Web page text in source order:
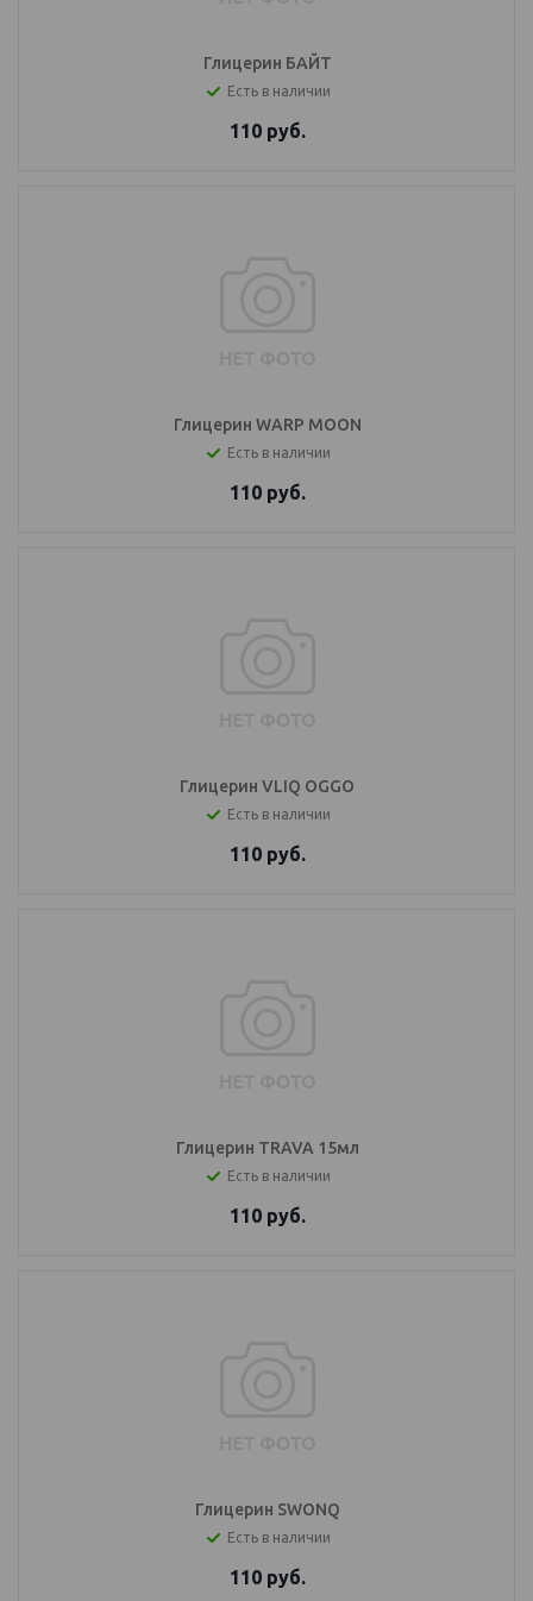
Глицерин БАЙТ
Есть в наличии
110руб.
Глицерин WARP MOON
Есть в наличии
110руб.
Глицерин VLIQ OGGO
Есть в наличии
110руб.
Глицерин TRAVA 15мл
Есть в наличии
110руб.
Глицерин SWONQ
Есть в наличии
110руб.